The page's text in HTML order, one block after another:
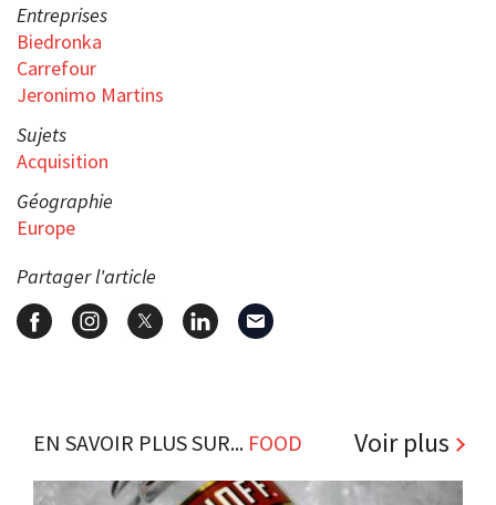
Entreprises
Biedronka
Carrefour
Jeronimo Martins
Sujets
Acquisition
Géographie
Europe
Partager l'article
EN SAVOIR PLUS SUR... FOOD Voir plus